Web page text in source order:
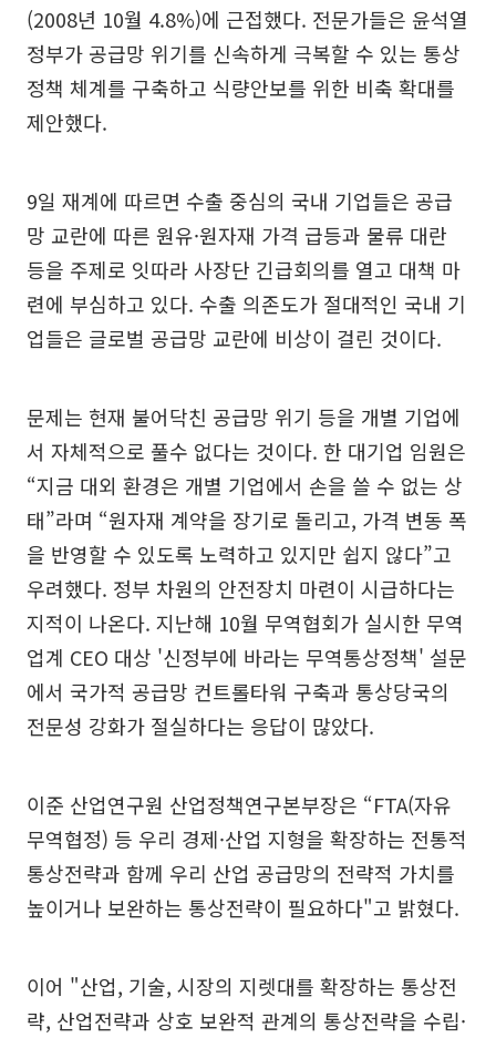
(2008년 10월 4.8%)에 근접했다. 전문가들은 윤석열
정부가 공급망 위기를 신속하게 극복할 수 있는 통상
정책 체계를 구축하고 식량안보를 위한 비축 확대를
제안했다.
9일 재계에 따르면 수출 중심의 국내 기업들은 공급
망 교란에 따른 원유·원자재 가격 급등과 물류 대란
등을 주제로 잇따라 사장단 긴급회의를 열고 대책 마
련에 부심하고 있다. 수출 의존도가 절대적인 국내 기
업들은 글로벌 공급망 교란에 비상이 걸린 것이다.
문제는 현재 불어닥친 공급망 위기 등을 개별 기업에
서 자체적으로 풀수 없다는 것이다. 한 대기업 임원은
“지금 대외 환경은 개별 기업에서 손을 쓸 수 없는 상
태”라며 “원자재 계약을 장기로 돌리고, 가격 변동 폭
을 반영할 수 있도록 노력하고 있지만 쉽지 않다”고
우려했다. 정부 차원의 안전장치 마련이 시급하다는
지적이 나온다. 지난해 10월 무역협회가 실시한 무역
업계 CEO 대상 '신정부에 바라는 무역통상정책' 설문
에서 국가적 공급망 컨트롤타워 구축과 통상당국의
전문성 강화가 절실하다는 응답이 많았다.
이준 산업연구원 산업정책연구본부장은 “FTA(자유
무역협정) 등 우리 경제·산업 지형을 확장하는 전통적
통상전략과 함께 우리 산업 공급망의 전략적 가치를
높이거나 보완하는 통상전략이 필요하다"고 밝혔다.
이어 "산업, 기술, 시장의 지렛대를 확장하는 통상전
략, 산업전략과 상호 보완적 관계의 통상전략을 수립·